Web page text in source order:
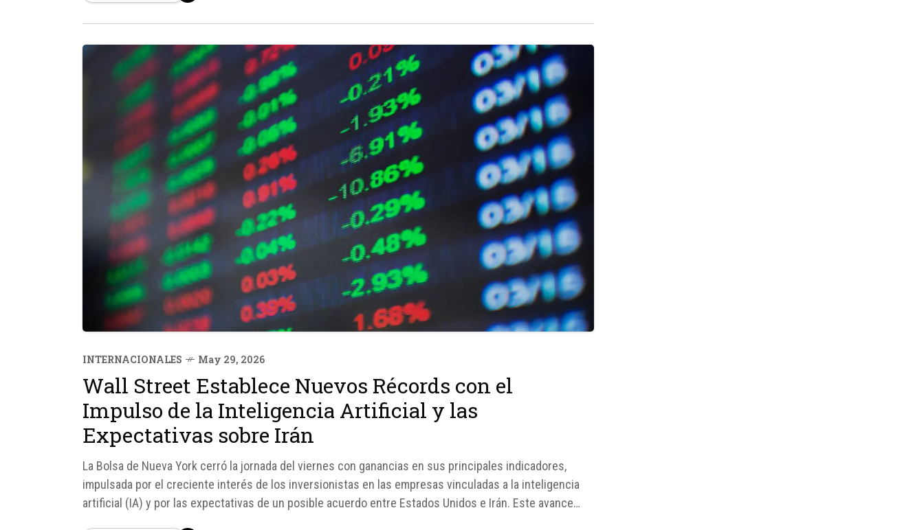
INTERNACIONALES May 29, 2026
Wall Street Establece Nuevos Récords con el
Impulso de la Inteligencia Artificial y las
Expectativas sobre Irán
La Bolsa de Nueva York cerró la jornada del viernes con ganancias en sus principales indicadores,
impulsada por el creciente interés de los inversionistas en las empresas vinculadas a la inteligencia
artificial (IA) y por las expectativas de un posible acuerdo entre Estados Unidos e Irán. Este avance